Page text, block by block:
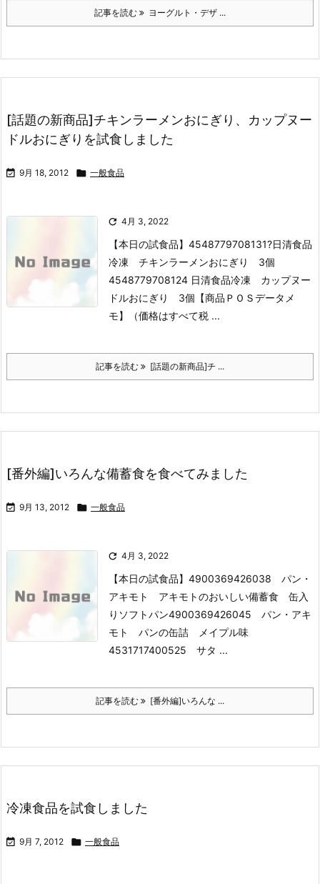
記事を読む ヨーグルト・デザ ...
[話題の新商品]チキンラーメンおにぎり、カップヌー
ドルおにぎりを試食しました
 9月 18, 2012  一般食品
 4月 3, 2022
【本日の試食品】 4548779708131?日清食品
冷凍 チキンラーメンおにぎり 3個
4548779708124 日清食品冷凍 カップヌー
ドルおにぎり 3個 【商品ＰＯＳデータメ
モ】（価格はすべて税 ...
記事を読む [話題の新商品]チ ...
[番外編]いろんな備蓄食を食べてみました
 9月 13, 2012  一般食品
 4月 3, 2022
【本日の試食品】 4900369426038 パン・
アキモト アキモトのおいしい備蓄食 缶入
りソフトパン4900369426045 パン・アキ
モト パンの缶詰 メイプル味
4531717400525 サタ ...
記事を読む [番外編]いろんな ...
冷凍食品を試食しました
 9月 7, 2012  一般食品